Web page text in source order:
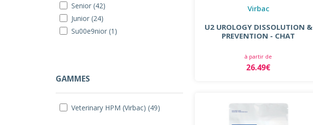
Senior (42)
Junior (24)
Su00e9nior (1)
GAMMES
Veterinary HPM (Virbac) (49)
Virbac
U2 UROLOGY DISSOLUTION &
PREVENTION - CHAT
à partir de
26.49€